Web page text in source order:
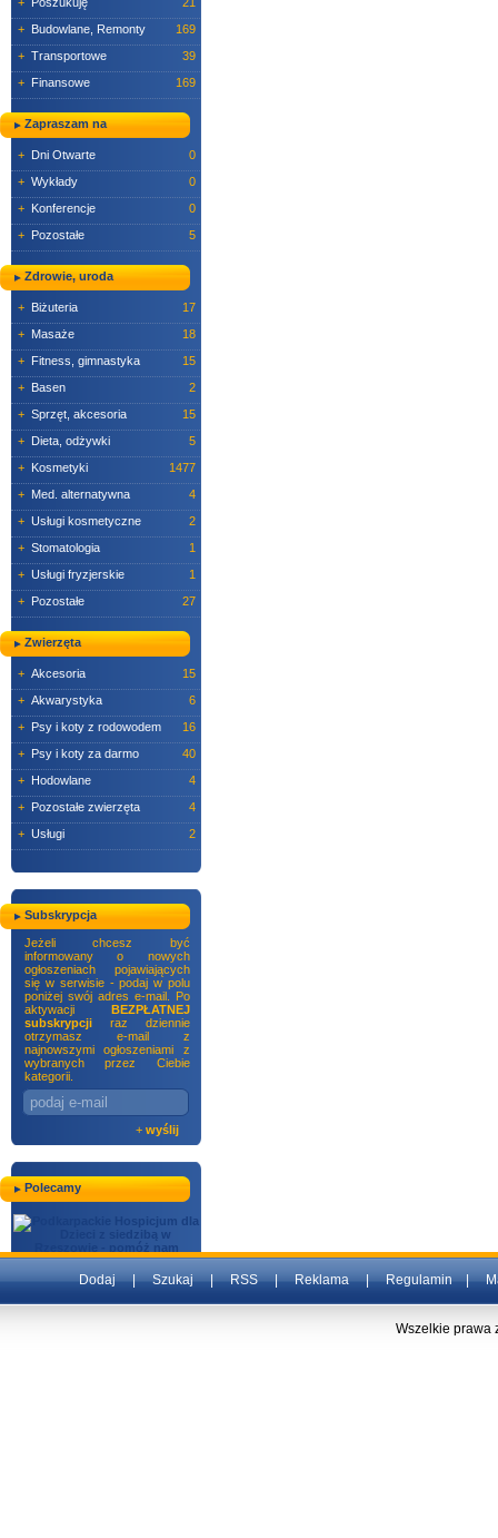
+ Budowlane, Remonty
169
+ Transportowe
39
+ Finansowe 169
Zapraszam na
+ Dni Otwarte
0
+ Wykłady
0
+ Konferencje
0
+ Pozostałe 5
Zdrowie, uroda
+ Biżuteria
17
+ Masaże
18
+ Fitness, gimnastyka
15
+ Basen
2
+ Sprzęt, akcesoria
15
+ Dieta, odżywki
5
+ Kosmetyki
1477
+ Med. alternatywna
4
+ Usługi kosmetyczne
2
+ Stomatologia
1
+ Usługi fryzjerskie
1
+ Pozostałe 27
Zwierzęta
+ Akcesoria
15
+ Akwarystyka
6
+ Psy i koty z rodowodem
16
+ Psy i koty za darmo
40
+ Hodowlane
4
+ Pozostałe zwierzęta
4
+ Usługi 2
Subskrypcja
Jeżeli chcesz być
informowany o nowych
ogłoszeniach pojawiających
się w serwisie - podaj w polu
poniżej swój adres e-mail. Po
aktywacji BEZPŁATNEJ
subskrypcji raz dziennie
otrzymasz e-mail z
najnowszymi ogłoszeniami z
wybranych przez Ciebie
kategorii.
+ wyślij
Polecamy
Dodaj|Szukaj|RSS|Reklama|Regulamin|
Wszelkie prawa